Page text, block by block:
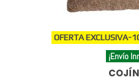
OFERTA EXCLUSIVA-
¡Envío